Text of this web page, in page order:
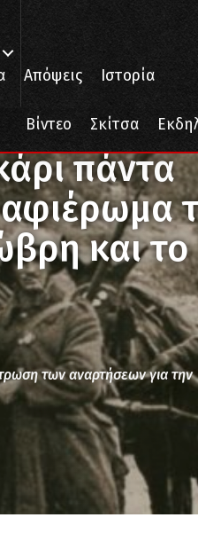
Απόψεις Ιστορία
Βίντεο Σκίτσα
– Το αφιέρωμα της Κατιούσα
πάντα
αφιέρωμα
και το
των αναρτήσεων για την